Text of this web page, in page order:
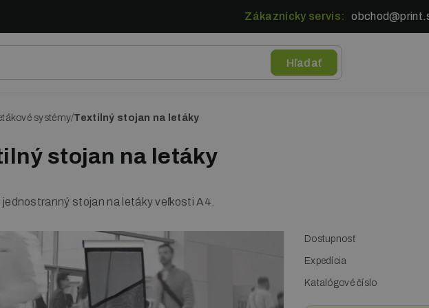
Zákaznícky servis:
systémy Textilný stojan na letáky
stojan na letáky
jednostranný stojan na letáky veľkosti A4.
Dostupnosť
Expedícia
Katalógové číslo